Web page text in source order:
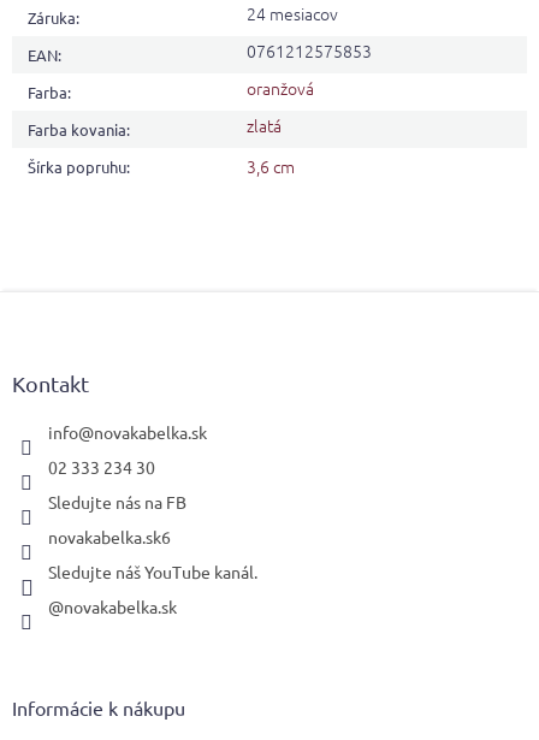
Záruka: 24 mesiacov
EAN: 0761212575853
Farba: oranžová
Farba kovania: zlatá
Šírka popruhu: 3,6 cm
Kontakt
info@novakabelka.sk
02 333 234 30
Sledujte nás na FB
novakabelka.sk6
Sledujte náš YouTube kanál.
@novakabelka.sk
Informácie k nákupu